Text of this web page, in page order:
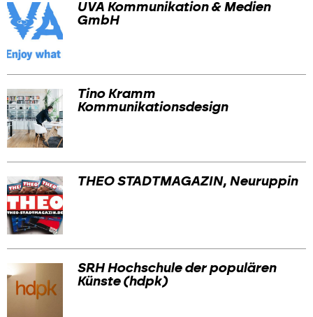
UVA Kommunikation & Medien
GmbH
Tino Kramm
Kommunikationsdesign
THEO STADTMAGAZIN, Neuruppin
SRH Hochschule der populären
Künste (hdpk)